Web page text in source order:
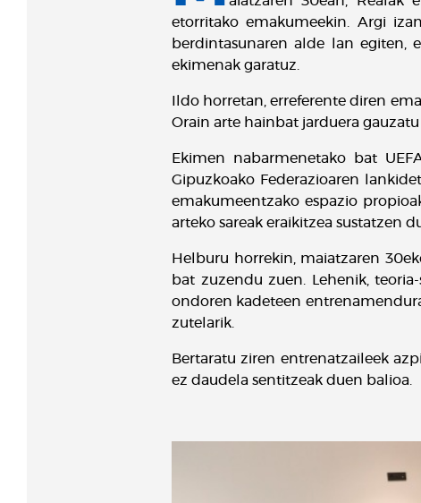
etorritako emakumeekin. Argi
berdintasunaren alde lan egiten,
ekimenak garatuz.
Ildo horretan, erreferente diren
Orain arte hainbat jarduera
Ekimen nabarmenetako bat
Gipuzkoako Federazioaren
emakumeentzako espazio
arteko sareak eraikitzea sustatzen
Helburu horrekin, maiatzaren
bat zuzendu zuen. Lehenik,
ondoren kadeteen
zutelarik.
Bertaratu ziren entrenatzaileek
ez daudela sentitzeak duen balioa.